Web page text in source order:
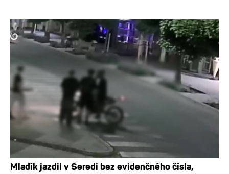
Mladík jazdil v Seredi bez evidenčného čísla,